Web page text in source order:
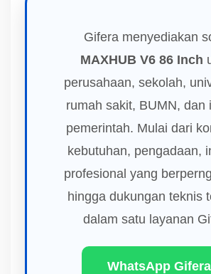
Gifera menyediakan
MAXHUB V6 86 Inch
perusahaan, sekolah,
rumah sakit, BUMN, dan
pemerintah. Mulai dari
kebutuhan, pengadaan,
profesional yang
hingga dukungan teknis
dalam satu layanan
WhatsApp Gifera